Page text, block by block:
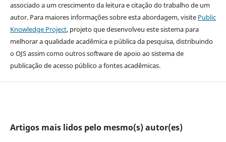
associado a um crescimento da leitura e citação do trabalho de um
autor. Para maiores informações sobre esta abordagem, visite Public
Knowledge Project, projeto que desenvolveu este sistema para
melhorar a qualidade acadêmica e pública da pesquisa, distribuindo
o OJS assim como outros software de apoio ao sistema de
publicação de acesso público a fontes acadêmicas.
Artigos mais lidos pelo mesmo(s) autor(es)